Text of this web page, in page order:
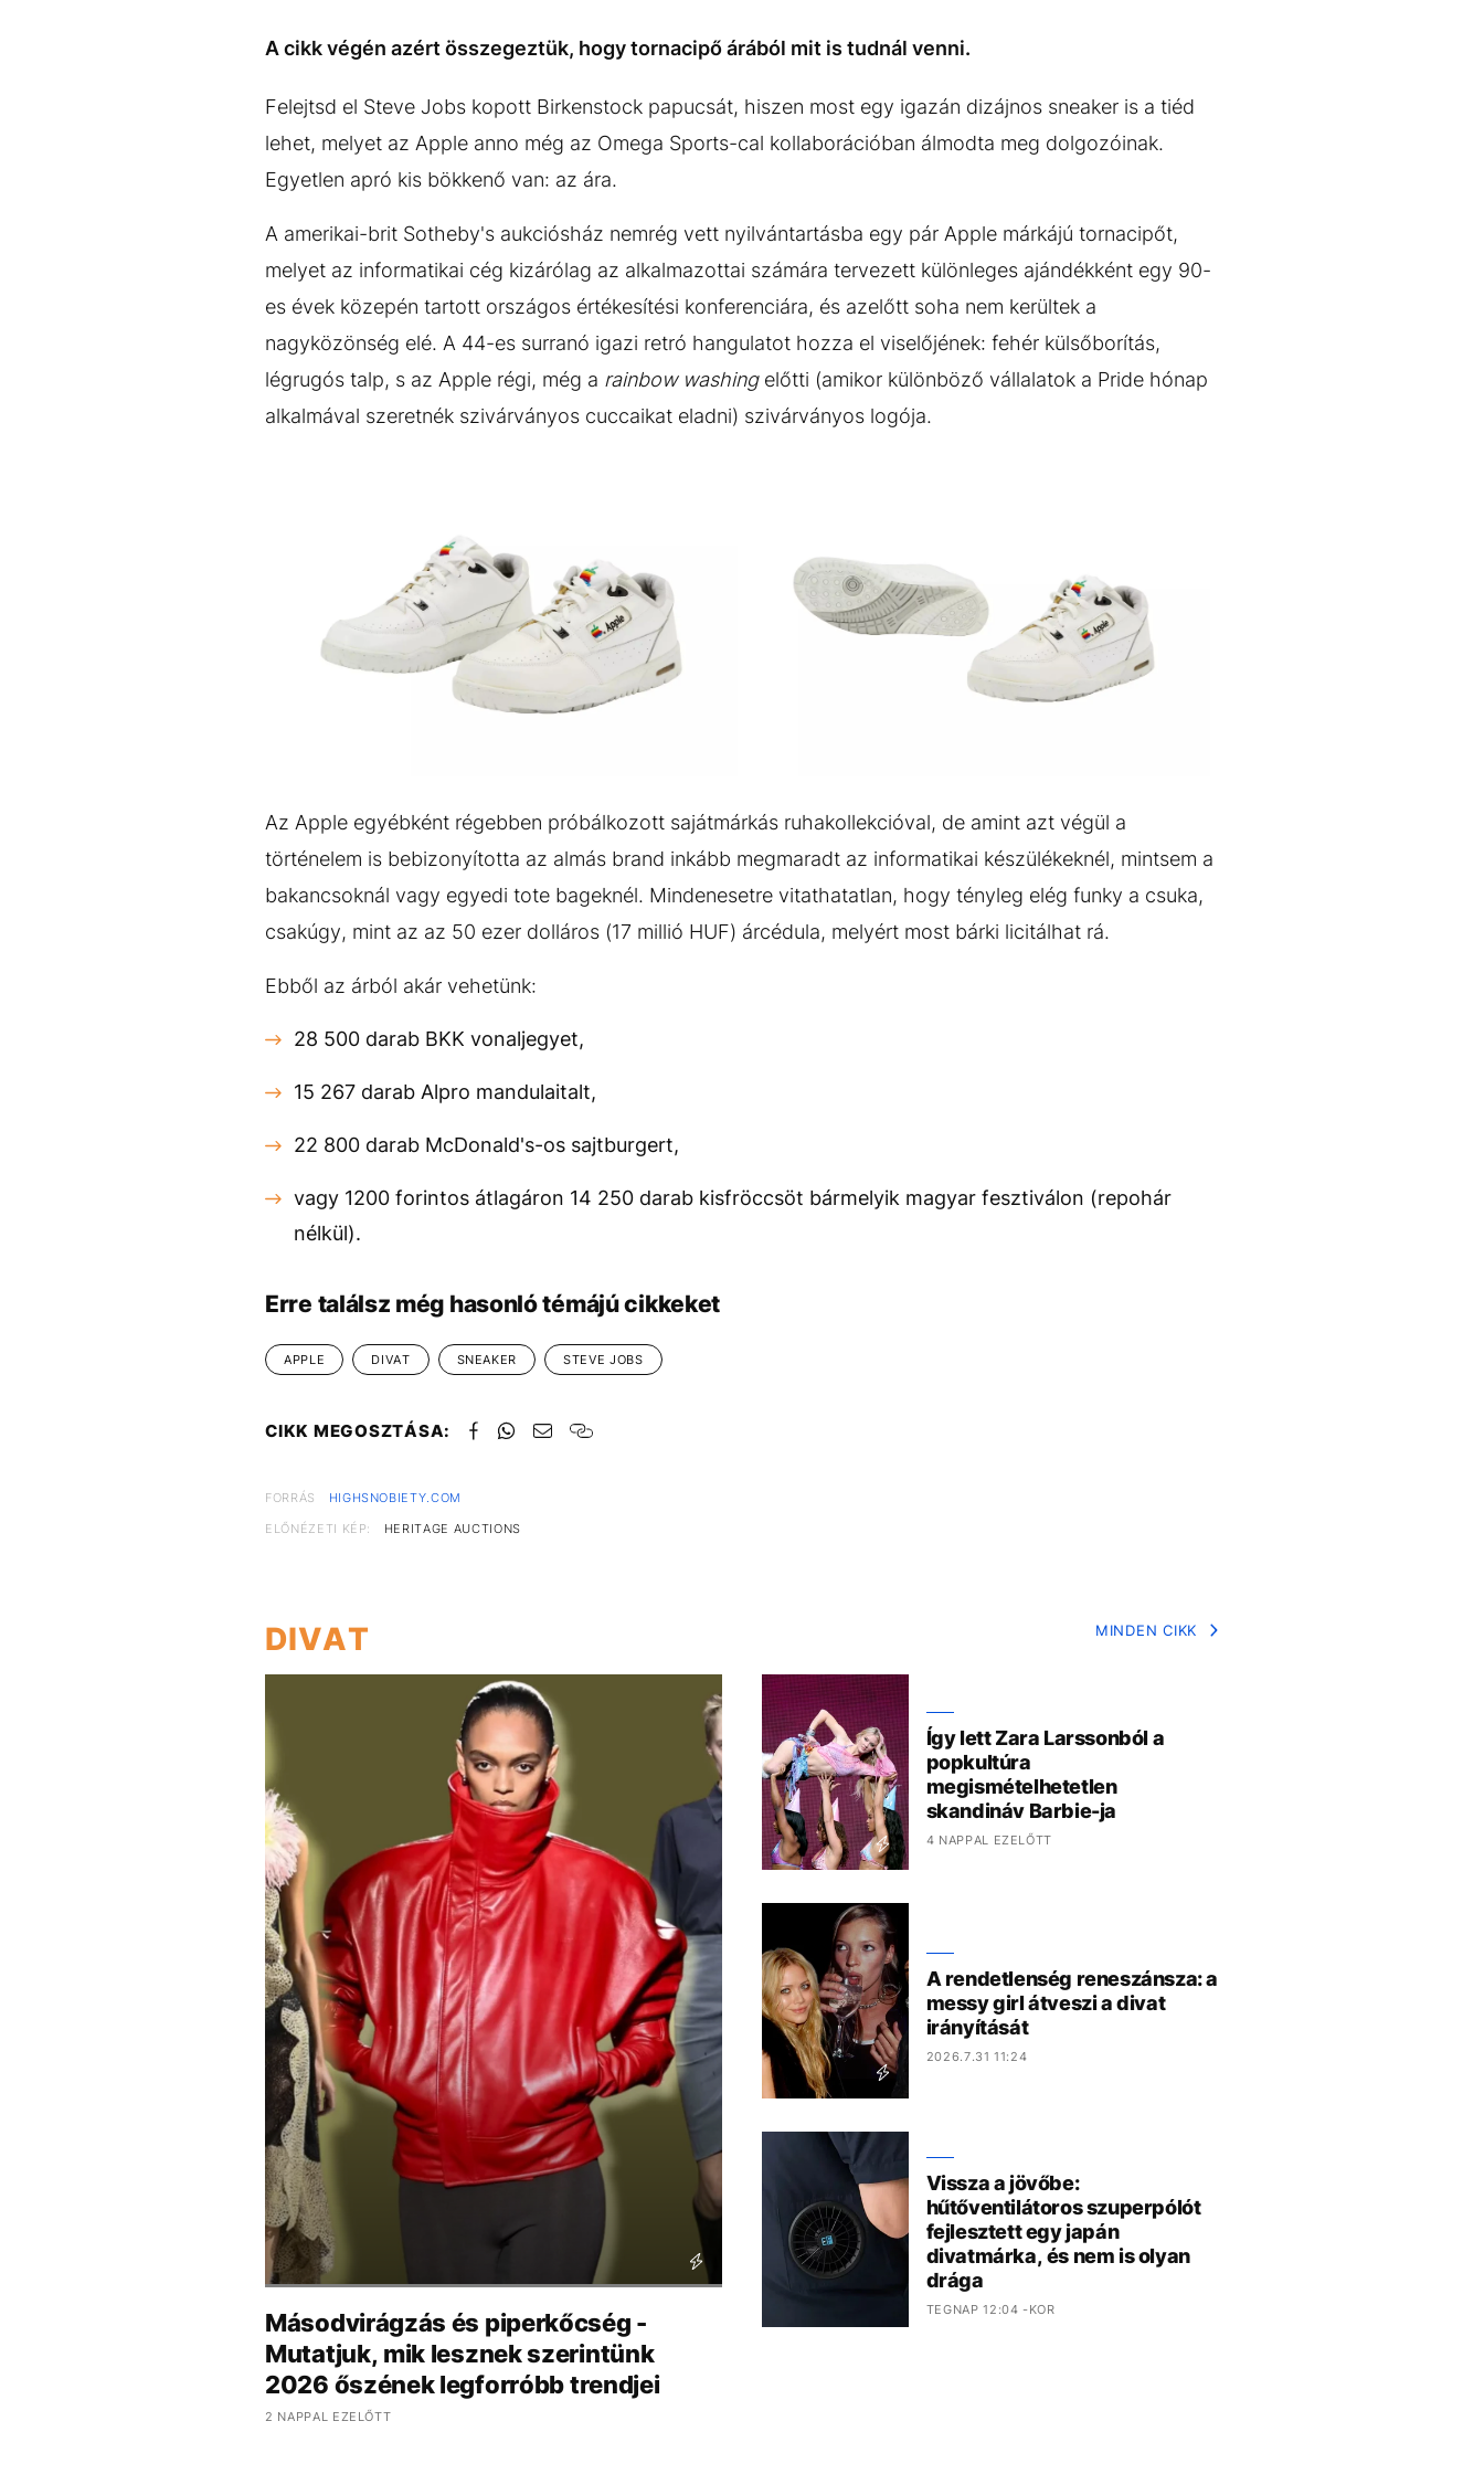
KvízMédiaajánlatImpresszum
A cikk végén azért összegeztük, hogy tornacipő árából mit is tudnál venni.
Felejtsd el Steve Jobs kopott Birkenstock papucsát, hiszen most egy igazán dizájnos sneaker is a tiéd
lehet, melyet az Apple anno még az Omega Sports-cal kollaborációban álmodta meg dolgozóinak.
Egyetlen apró kis bökkenő van: az ára.
A amerikai-brit Sotheby's aukciósház nemrég vett nyilvántartásba egy pár Apple márkájú tornacipőt,
melyet az informatikai cég kizárólag az alkalmazottai számára tervezett különleges ajándékként egy 90-
es évek közepén tartott országos értékesítési konferenciára, és azelőtt soha nem kerültek a
nagyközönség elé. A 44-es surranó igazi retró hangulatot hozza el viselőjének: fehér külsőborítás,
légrugós talp, s az Apple régi, még a rainbow washingelőtti (amikor különböző vállalatok a Pride hónap
alkalmával szeretnék szivárványos cuccaikat eladni) szivárványos logója.
(2)
Az Apple egyébként régebben próbálkozott sajátmárkás ruhakollekcióval, de amint azt végül a
történelem is bebizonyította az almás brand inkább megmaradt az informatikai készülékeknél, mintsem a
bakancsoknál vagy egyedi tote bageknél. Mindenesetre vitathatatlan, hogy tényleg elég funky a csuka,
csakúgy, mint az az 50 ezer dolláros (17 millió HUF) árcédula, melyért most bárki licitálhat rá.
Ebből az árból akár vehetünk:
28 500 darab BKK vonaljegyet,
15 267 darab Alpro mandulaitalt,
22 800 darab McDonald's-os sajtburgert,
vagy 1200 forintos átlagáron 14 250 darab kisfröccsöt bármelyik magyar fesztiválon (repohár
nélkül).
Erre találsz még hasonló témájú cikkeket
APPLE DIVAT SNEAKER STEVE JOBS
CIKK MEGOSZTÁSA:
FORRÁS
HIGHSNOBIETY.COM
ELŐNÉZETI KÉP:
HERITAGE AUCTIONS
DIVAT MINDEN CIKK
Másodvirágzás és piperkőcség -
Mutatjuk, mik lesznek szerintünk
2026 őszének legforróbb trendjei
2 NAPPAL EZELŐTT
Így lett Zara Larssonból a
popkultúra
megismételhetetlen
skandináv Barbie-ja
4 NAPPAL EZELŐTT
A rendetlenség reneszánsza: a
messy girl átveszi a divat
irányítását
2026.7.31 11:24
Vissza a jövőbe:
hűtőventilátoros szuperpólót
fejlesztett egy japán
divatmárka, és nem is olyan
drága
TEGNAP 12:04 -KOR